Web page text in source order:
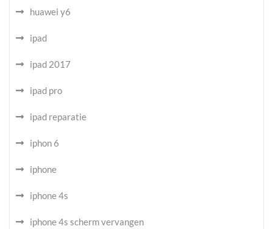
huawei y6
ipad
ipad 2017
ipad pro
ipad reparatie
iphon 6
iphone
iphone 4s
iphone 4s scherm vervangen